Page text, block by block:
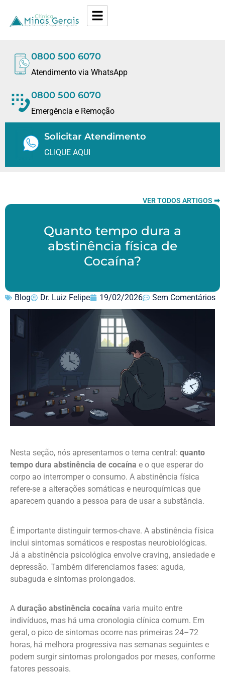
0800 500 6070
Atendimento via WhatsApp
0800 500 6070
Emergência e Remoção
Solicitar Atendimento
CLIQUE AQUI
VER TODOS ARTIGOS ➡
Quanto tempo dura a
abstinência física de
Cocaína?
Blog Dr. Luiz Felipe 19/02/2026 Sem Comentários
Nesta seção, nós apresentamos o tema central: quanto
tempo dura abstinência de cocaína e o que esperar do
corpo ao interromper o consumo. A abstinência física
refere-se a alterações somáticas e neuroquímicas que
aparecem quando a pessoa para de usar a substância.
É importante distinguir termos-chave. A abstinência física
inclui sintomas somáticos e respostas neurobiológicas.
Já a abstinência psicológica envolve craving, ansiedade e
depressão. Também diferenciamos fases: aguda,
subaguda e sintomas prolongados.
A duração abstinência cocaína varia muito entre
indivíduos, mas há uma cronologia clínica comum. Em
geral, o pico de sintomas ocorre nas primeiras 24–72
horas, há melhora progressiva nas semanas seguintes e
podem surgir sintomas prolongados por meses, conforme
fatores pessoais.